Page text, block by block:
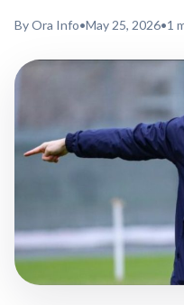
By Ora Info•May 25, 2026•1